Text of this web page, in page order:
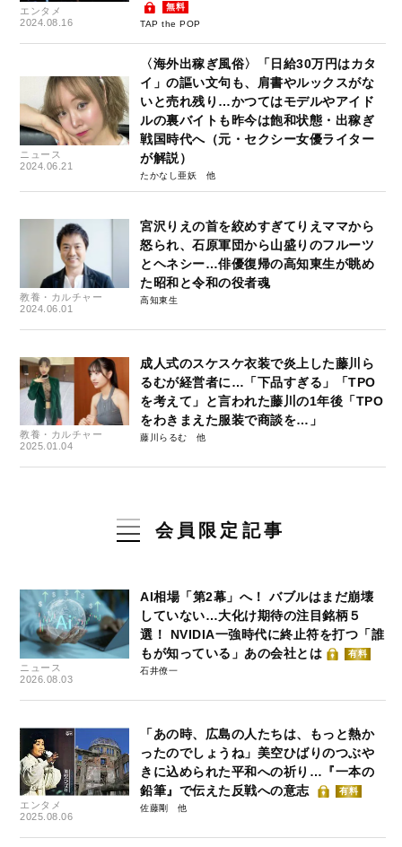
エンタメ
2024.08.16
無料
TAP the POP
ニュース
2024.06.21
〈海外出稼ぎ風俗〉「日給30万円はカタ
イ」の謳い文句も、肩書やルックスがな
いと売れ残り…かつてはモデルやアイド
ルの裏バイトも昨今は飽和状態・出稼ぎ
戦国時代へ（元・セクシー女優ライター
が解説）
たかなし亜妖
教養・カルチャー
2024.06.01
宮沢りえの首を絞めすぎてりえママから
怒られ、石原軍団から山盛りのフルーツ
とヘネシー…俳優復帰の高知東生が眺め
た昭和と令和の役者魂
高知東生
教養・カルチャー
2025.01.04
成人式のスケスケ衣装で炎上した藤川ら
るむが経営者に…「下品すぎる」「TPO
を考えて」と言われた藤川の1年後「TPO
をわきまえた服装で商談を…」
藤川らるむ
会員限定記事
ニュース
2026.08.03
AI相場「第2幕」へ！ バブルはまだ崩壊
していない…大化け期待の注目銘柄５
選！ NVIDIA一強時代に終止符を打つ「誰
もが知っている」あの会社とは
有料
石井僚一
エンタメ
2025.08.06
「あの時、広島の人たちは、もっと熱か
ったのでしょうね」美空ひばりのつぶや
きに込められた平和への祈り…『一本の
鉛筆』で伝えた反戦への意志
有料
佐藤剛